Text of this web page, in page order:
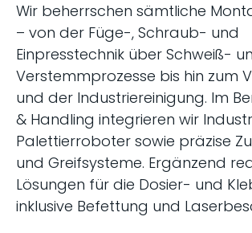
Wir beherrschen sämtliche
– von der Füge-, Schraub- und
Einpresstechnik über Schweiß-
Verstemmprozesse bis hin zum
und der Industriereinigung. Im
& Handling integrieren wir
Palettierroboter sowie präzise
und Greifsysteme. Ergänzend
Lösungen für die Dosier- und
inklusive Befettung und